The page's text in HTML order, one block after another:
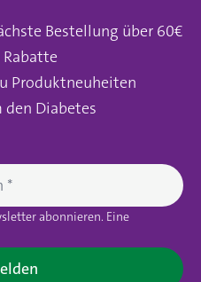
Bestellung über 60€
Produktneuheiten
Diabetes
abonnieren. Eine